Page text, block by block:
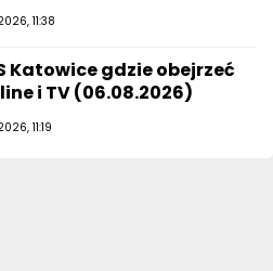
11:38
Katowice gdzie obejrzeć
i TV (06.08.2026)
11:19